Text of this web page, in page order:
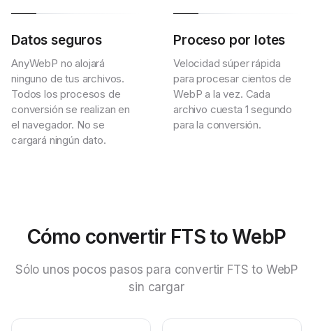
Datos seguros
AnyWebP no alojará
ninguno de tus archivos.
Todos los procesos de
conversión se realizan en
el navegador. No se
cargará ningún dato.
Proceso por lotes
Velocidad súper rápida
para procesar cientos de
WebP a la vez. Cada
archivo cuesta 1 segundo
para la conversión.
Cómo convertir FTS to WebP
Sólo unos pocos pasos para convertir FTS to WebP
sin cargar